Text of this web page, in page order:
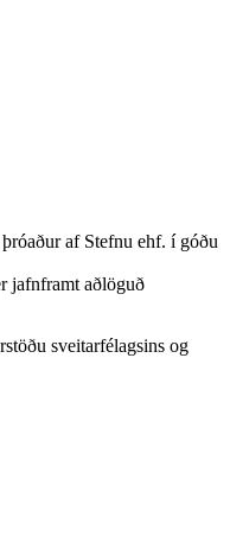
af Stefnu ehf. í góðu
jafnframt aðlöguð
sveitarfélagsins og